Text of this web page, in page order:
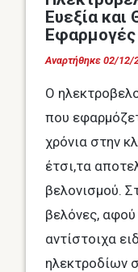
Ευεξία και
Εφαρμογές
Αναρτήθηκε 02/12/
Ο
που
χρόνια στην
έτσι,τα
βελονισμού.
βελόνες,
αντίστοιχα
ηλεκτροδίων